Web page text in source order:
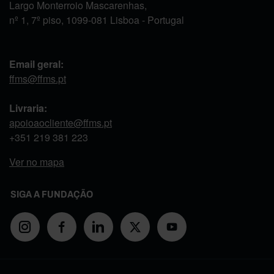
Largo Monterroio Mascarenhas,
nº 1, 7º piso, 1099-081 Lisboa - Portugal
Email geral:
ffms@ffms.pt
Livraria:
apoioaocliente@ffms.pt
+351 219 381 223
Ver no mapa
SIGA A FUNDAÇÃO